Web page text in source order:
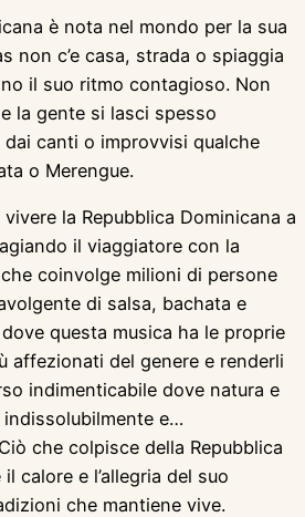
è nota nel mondo per la sua
non c’e casa, strada o spiaggia
il suo ritmo contagioso. Non
la gente si lasci spesso
canti o improvvisi qualche
o Merengue.
la Repubblica Dominicana a
il viaggiatore con la
coinvolge milioni di persone
di salsa, bachata e
questa musica ha le proprie
affezionati del genere e renderli
indimenticabile dove natura e
e…
che colpisce della Repubblica
calore e l’allegria del suo
che mantiene vive.